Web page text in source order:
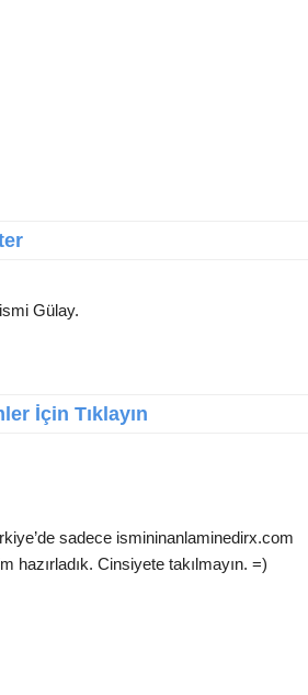
Gülay.
İçin Tıklayın
sadece ismininanlaminedirx.com
hazırladık. Cinsiyete takılmayın. =)